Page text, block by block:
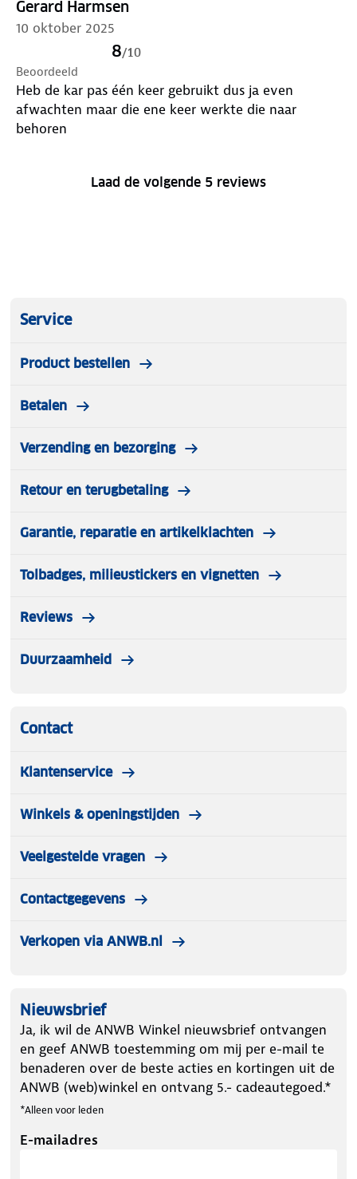
185 cm.
Gerard Harmsen
10 oktober 2025
8/10
Beoordeeld
Heb de kar pas één keer gebruikt dus ja even
afwachten maar die ene keer werkte die naar
behoren
Laad de volgende 5 reviews
Service
Product bestellen
Betalen
Verzending en bezorging
Retour en terugbetaling
Garantie, reparatie en artikelklachten
Tolbadges, milieustickers en vignetten
Reviews
Duurzaamheid
Contact
Klantenservice
Winkels & openingstijden
Veelgestelde vragen
Contactgegevens
Verkopen via ANWB.nl
Nieuwsbrief
Ja, ik wil de ANWB Winkel nieuwsbrief ontvangen
en geef ANWB toestemming om mij per e-mail te
benaderen over de beste acties en kortingen uit de
ANWB (web)winkel en ontvang 5.- cadeautegoed.*
*Alleen voor leden
E-mailadres